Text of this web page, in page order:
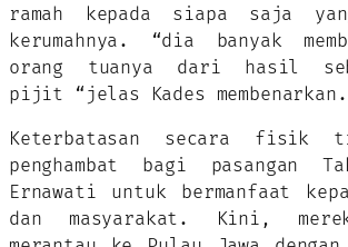
ramah kepada siapa saja
kerumahnya. “dia banyak
orang tuanya dari hasil
pijit “jelas Kades membenarkan.
Keterbatasan secara fisik
penghambat bagi pasangan
Ernawati untuk bermanfaat
dan masyarakat. Kini,